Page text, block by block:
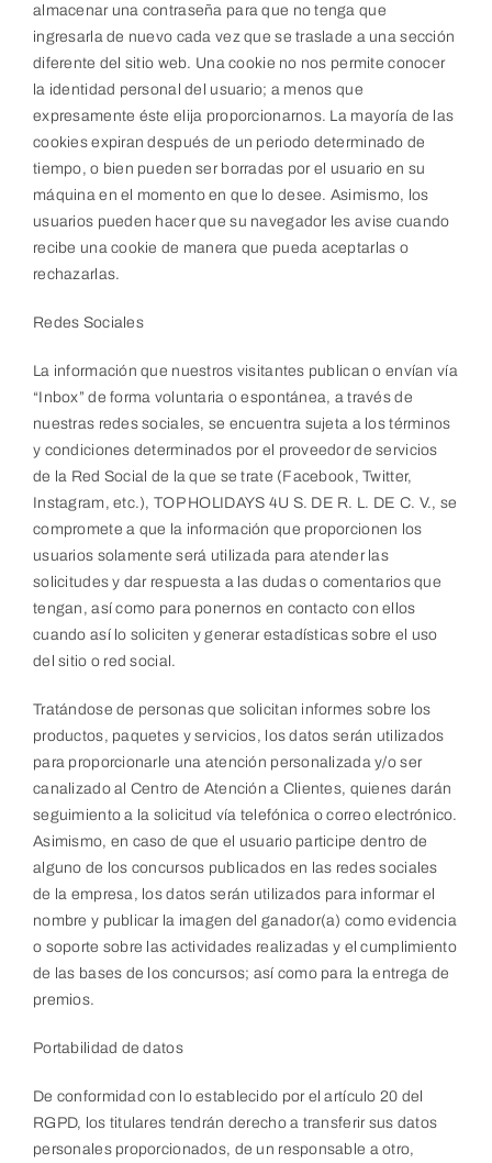
almacenar una contraseña para que no tenga que
ingresarla de nuevo cada vez que se traslade a una sección
diferente del sitio web. Una cookie no nos permite conocer
la identidad personal del usuario; a menos que
expresamente éste elija proporcionarnos. La mayoría de las
cookies expiran después de un periodo determinado de
tiempo, o bien pueden ser borradas por el usuario en su
máquina en el momento en que lo desee. Asimismo, los
usuarios pueden hacer que su navegador les avise cuando
recibe una cookie de manera que pueda aceptarlas o
rechazarlas.
Redes Sociales
La información que nuestros visitantes publican o envían vía
“Inbox” de forma voluntaria o espontánea, a través de
nuestras redes sociales, se encuentra sujeta a los términos
y condiciones determinados por el proveedor de servicios
de la Red Social de la que se trate (Facebook, Twitter,
Instagram, etc.), TOP HOLIDAYS 4U S. DE R. L. DE C. V., se
compromete a que la información que proporcionen los
usuarios solamente será utilizada para atender las
solicitudes y dar respuesta a las dudas o comentarios que
tengan, así como para ponernos en contacto con ellos
cuando así lo soliciten y generar estadísticas sobre el uso
del sitio o red social.
Tratándose de personas que solicitan informes sobre los
productos, paquetes y servicios, los datos serán utilizados
para proporcionarle una atención personalizada y/o ser
canalizado al Centro de Atención a Clientes, quienes darán
seguimiento a la solicitud vía telefónica o correo electrónico.
Asimismo, en caso de que el usuario participe dentro de
alguno de los concursos publicados en las redes sociales
de la empresa, los datos serán utilizados para informar el
nombre y publicar la imagen del ganador(a) como evidencia
o soporte sobre las actividades realizadas y el cumplimiento
de las bases de los concursos; así como para la entrega de
premios.
Portabilidad de datos
De conformidad con lo establecido por el artículo 20 del
RGPD, los titulares tendrán derecho a transferir sus datos
personales proporcionados, de un responsable a otro,